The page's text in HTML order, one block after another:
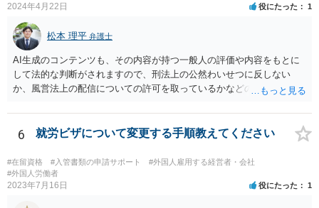
2024年4月22日 役にたった 1
松本 理平 弁護士
AI生成のコンテンツも、その内容が持つ一般人の評価や内容をもとに
して法的な判断がされますので、刑法上の公然わいせつに反しない
か、風営法上の配信についての許可を取っているかなどの検討が必要
うかの問題も生じます。
6 就労ビザについて変更する手順教えてください
#在留資格 #入管書類の申請サポート
#外国人雇用する経営者・会社
#外国人労働者
2023年7月16日 役にたった 1